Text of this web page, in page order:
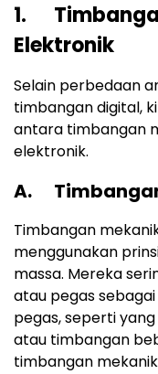
1.
Elektronik
Selain perbedaan
timbangan digital,
antara timbangan
elektronik.
A.
Timbangan
menggunakan
massa. Mereka
atau pegas
pegas, seperti
atau timbangan
timbangan